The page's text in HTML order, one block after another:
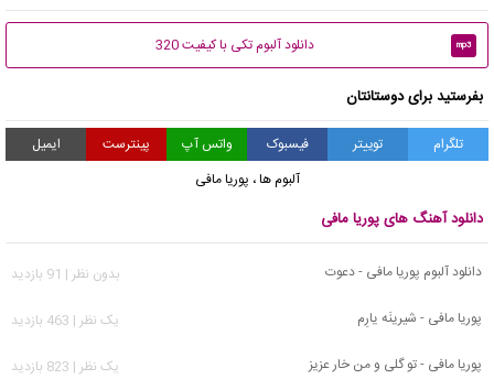
mp3 دانلود آلبوم تکی با کیفیت 320
بفرستید برای دوستانتان
تلگرام توییتر فیسبوک واتس آپ پینترست
ایمیل
آلبوم ها، پوریا مافی
دانلود آهنگ های پوریا مافی
دانلود آلبوم پوریا مافی - دعوت
بدون نظر | 91 بازدید
پوریا مافی - شیرینَه یارِم
يک نظر | 463 بازدید
پوریا مافی - تو گلی و من خار عزیز
يک نظر | 823 بازدید